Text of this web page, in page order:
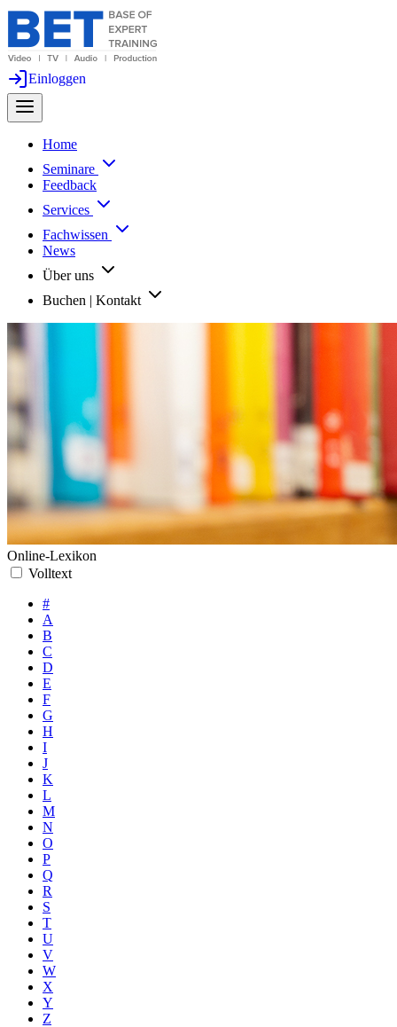
Einloggen
Home
Seminare
Feedback
Services
Fachwissen
News
Über uns
Buchen | Kontakt
Online-Lexikon
Volltext
#
A
B
C
D
E
F
G
H
I
J
K
L
M
N
O
P
Q
R
S
T
U
V
W
X
Y
Z